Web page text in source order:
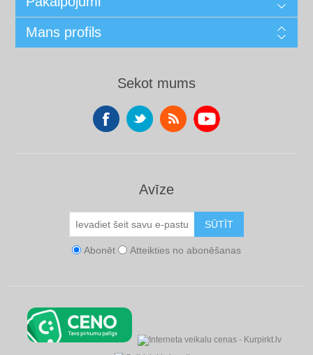
Mans profils
Sekot mums
Avīze
SŪTĪT
Abonēt Atteikties no abonēšanas